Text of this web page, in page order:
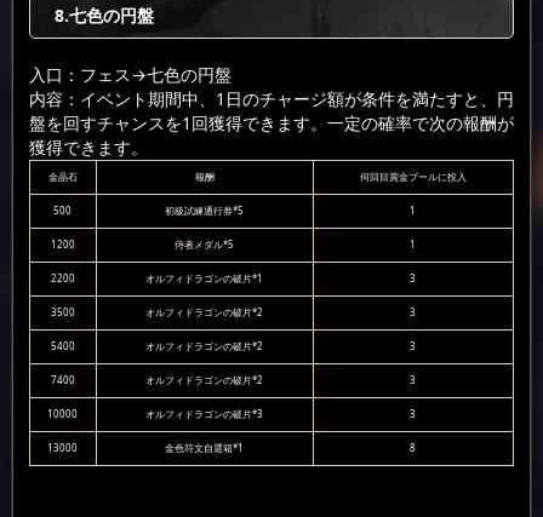
8.七色の円盤
入口：フェス→七色の円盤
内容：イベント期間中、1日のチャージ額が条件を満たすと、円
盤を回すチャンスを1回獲得できます。一定の確率で次の報酬が
獲得できます。
金晶石 報酬 何回目賞金プールに投入
500 初級試練通行券*5 1
1200 侍者メダル*5 1
2200 オルフィドラゴンの破片*1 3
3500 オルフィドラゴンの破片*2 3
5400 オルフィドラゴンの破片*2 3
7400 オルフィドラゴンの破片*2 3
10000 オルフィドラゴンの破片*3 3
13000 金色符文自選箱*1 8